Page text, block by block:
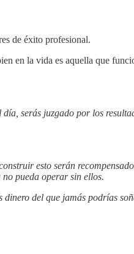
de éxito profesional.
en la vida es aquella que
serás juzgado por los
esto serán
no pueda operar sin ellos.
del que jamás podrías